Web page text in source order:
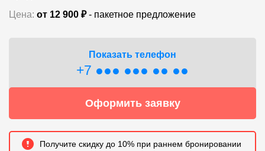
Цена: от 12 900 ₽- пакетное предложение
Показать телефон
+7 ●●● ●●● ●● ●●
Оформить заявку
Получите скидку до 10% при раннем бронировании